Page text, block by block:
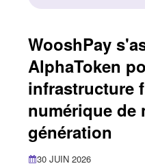
WooshPay
AlphaToken
infrastructure
numérique de
génération
30 JUIN 2026